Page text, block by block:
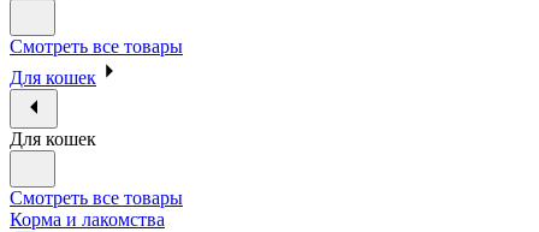
Смотреть все товары
Для кошек
Для кошек
Смотреть все товары
Корма и лакомства